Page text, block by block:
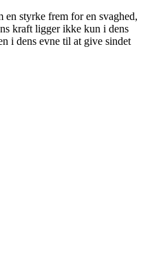
styrke frem for en svaghed,
kraft ligger ikke kun i dens
i dens evne til at give sindet